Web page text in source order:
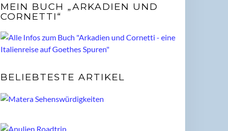
MEIN BUCH „ARKADIEN UND
CORNETTI“
BELIEBTESTE ARTIKEL